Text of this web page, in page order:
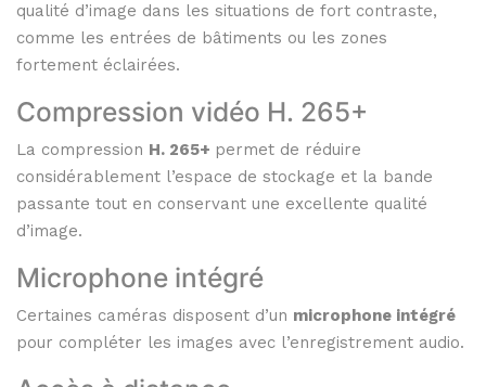
qualité d’image dans les situations de fort contraste,
comme les entrées de bâtiments ou les zones
fortement éclairées.
Compression vidéo H. 265+
La compression H. 265+ permet de réduire
considérablement l’espace de stockage et la bande
passante tout en conservant une excellente qualité
d’image.
Microphone intégré
Certaines caméras disposent d’un microphone intégré
pour compléter les images avec l’enregistrement audio.